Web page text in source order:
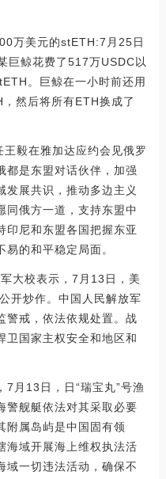
万美元的stETH:7月25日
巨鲸花费了517万USDC以
。巨鲸在一小时前还用
然后将所有ETH换成了
毅在雅加达应约会见俄罗
都是东盟对话伙伴，加强
发展共识，推动多边主义
同俄方一道，支持东盟中
印尼和东盟各国把握东亚
的和平稳定局面。
大校表示，7月13日，美
开炒作。中国人民解放军
警戒，依法依规处置。战
卫国家主权安全和地区和
月13日，日“瑞宝丸”号渔
警舰艇依法对其采取必要
附属岛屿是中国固有领
海域开展海上维权执法活
域一切违法活动，确保不